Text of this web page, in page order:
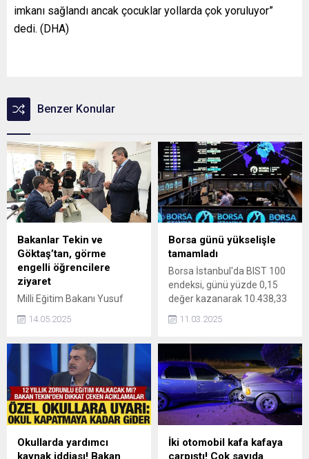
imkanı sağlandı ancak çocuklar yollarda çok yoruluyor”
dedi. (DHA)
Benzer Konular
Bakanlar Tekin ve
Göktaş’tan, görme
engelli öğrencilere
ziyaret
Milli Eğitim Bakanı Yusuf
Hizmetler Bakanı Mahinur
Kani Karaca Görme
Engelliler İmam Hatip
Ortaokulu'nu ziyaret etti.
14.05.2025
Borsa günü yükselişle
tamamladı
Borsa İstanbul'da BIST 100
endeksi, günü yüzde 0,15
değer kazanarak 10.438,33
11.03.2025
Okullarda yardımcı
kaynak iddiası! Bakan
İki otomobil kafa kafaya
çarpıştı! Çok sayıda